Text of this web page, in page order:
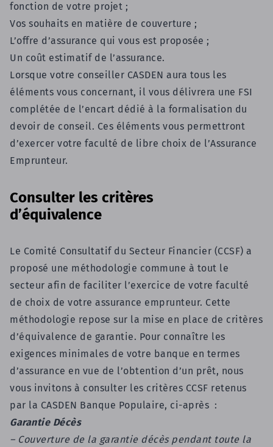
fonction de votre projet ;
Vos souhaits en matière de couverture ;
L’offre d’assurance qui vous est proposée ;
Un coût estimatif de l’assurance.
Lorsque votre conseiller CASDEN aura tous les
éléments vous concernant, il vous délivrera une FSI
complétée de l’encart dédié à la formalisation du
devoir de conseil. Ces éléments vous permettront
d’exercer votre faculté de libre choix de l’Assurance
Emprunteur.
Consulter les critères
d’équivalence
Le Comité Consultatif du Secteur Financier (CCSF) a
proposé une méthodologie commune à tout le
secteur afin de faciliter l’exercice de votre faculté
de choix de votre assurance emprunteur. Cette
méthodologie repose sur la mise en place de critères
d’équivalence de garantie. Pour connaître les
exigences minimales de votre banque en termes
d’assurance en vue de l’obtention d’un prêt, nous
vous invitons à consulter les critères CCSF retenus
par la CASDEN Banque Populaire, ci-après :
Garantie Décès
– Couverture de la garantie décès pendant toute la